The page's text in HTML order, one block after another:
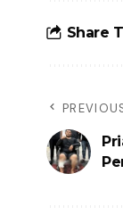
Share